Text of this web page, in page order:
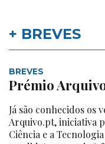
+ BREVES
BREVES
Prémio
Já são conhecidos os
Arquivo.pt, iniciativa
Ciência e a